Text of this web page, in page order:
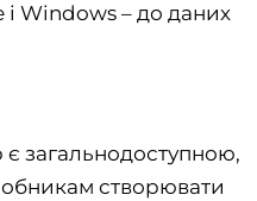
Windows – до даних
загальнодоступною,
створювати